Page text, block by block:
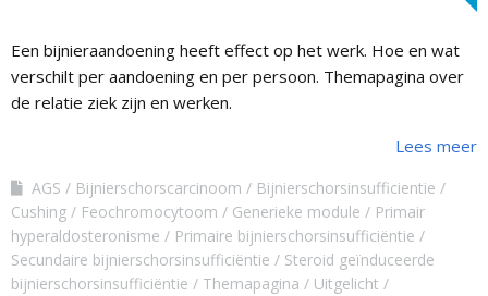
Een bijnieraandoening heeft effect op het werk. Hoe en wat
verschilt per aandoening en per persoon. Themapagina over
de relatie ziek zijn en werken.
Lees meer
AGS Bijnierschorscarcinoom
Bijnierschorsinsufficientie
Cushing
Feochromocytoom Generieke module
Primair
hyperaldosteronisme
Primaire bijnierschorsinsufficiëntie
Secundaire bijnierschorsinsufficiëntie
Steroid geïnduceerde
bijnierschorsinsufficiëntie
Themapagina
Uitgelicht